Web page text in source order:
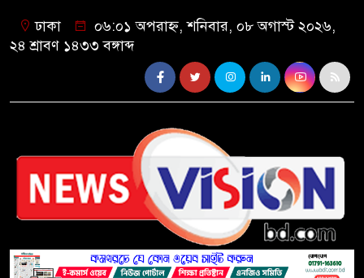
ঢাকা
০৬:০১ অপরাহ্ন, শনিবার, ০৮ অগাস্ট ২০২৬,
২৪ শ্রাবণ ১৪৩৩ বঙ্গাব্দ